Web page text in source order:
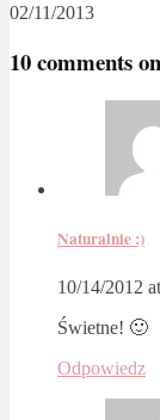
02/11/2013
10 comments on
Naturalnie :)
10/14/2012
Świetne! 🙂
Odpowiedz